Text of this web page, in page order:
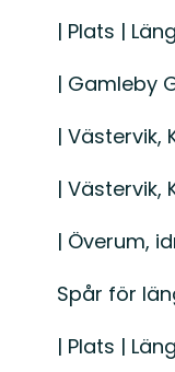
| Plats |
| Gamleby
| Västervik,
| Västervik,
| Överum,
Spår för
| Plats |